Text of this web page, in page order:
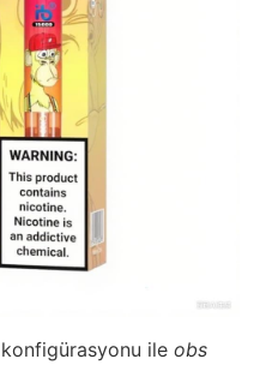
konfigürasyonu ile obs